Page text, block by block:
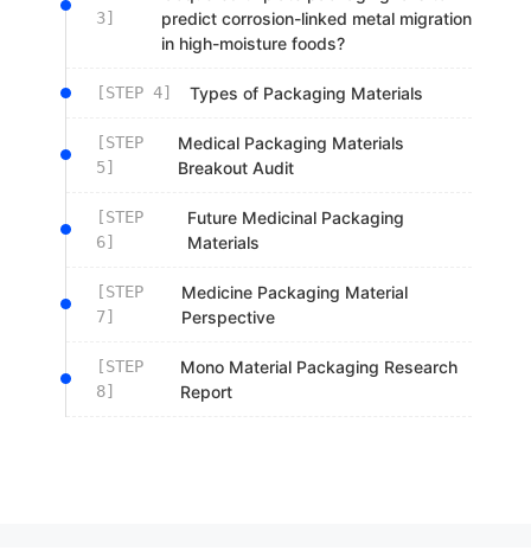
3]
predict corrosion-linked metal migration
in high-moisture foods?
[STEP 4] Types of Packaging Materials
[STEP
5]
Medical Packaging Materials
Breakout Audit
[STEP
6]
Future Medicinal Packaging
Materials
[STEP
7]
Medicine Packaging Material
Perspective
[STEP
8]
Mono Material Packaging Research
Report